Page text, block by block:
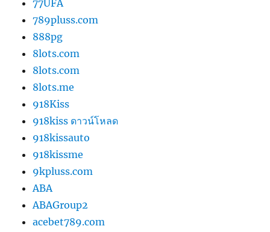
77UFA
789pluss.com
888pg
8lots.com
8lots.com
8lots.me
918Kiss
918kiss ดาวน์โหลด
918kissauto
918kissme
9kpluss.com
ABA
ABAGroup2
acebet789.com